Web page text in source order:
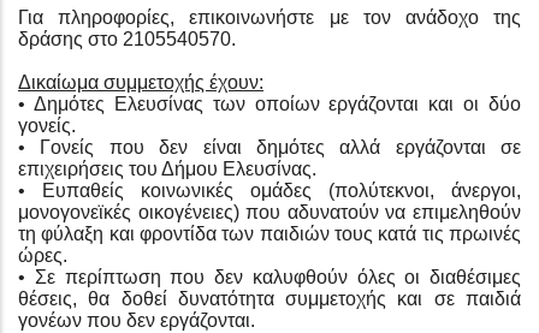
Για πληροφορίες, επικοινωνήστε με τον ανάδοχο της
δράσης στο 2105540570.
Δικαίωμα συμμετοχής έχουν:
• Δημότες Ελευσίνας των οποίων εργάζονται και οι δύο
γονείς.
• Γονείς που δεν είναι δημότες αλλά εργάζονται σε
επιχειρήσεις του Δήμου Ελευσίνας.
• Ευπαθείς κοινωνικές ομάδες (πολύτεκνοι, άνεργοι,
μονογονεϊκές οικογένειες) που αδυνατούν να επιμεληθούν
τη φύλαξη και φροντίδα των παιδιών τους κατά τις πρωινές
ώρες.
• Σε περίπτωση που δεν καλυφθούν όλες οι διαθέσιμες
θέσεις, θα δοθεί δυνατότητα συμμετοχής και σε παιδιά
γονέων που δεν εργάζονται.